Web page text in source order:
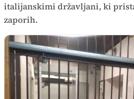
italijanskimi državljani, ki
zaporih.